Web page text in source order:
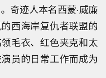
奇迹人本名西蒙·威廉
西海岸复仇者联盟的
毛衣、红色夹克和太
员的日常工作而成为